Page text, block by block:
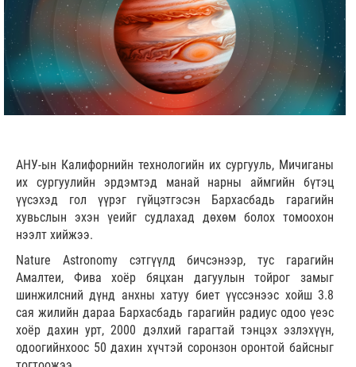
АНУ-ын Калифорнийн технологийн их сургууль, Мичиганы
их сургуулийн эрдэмтэд манай нарны аймгийн бүтэц
үүсэхэд гол үүрэг гүйцэтгэсэн Бархасбадь гарагийн
хувьслын эхэн үеийг судлахад дөхөм болох томоохон
нээлт хийжээ.
Nature Astronomy сэтгүүлд бичсэнээр, тус гарагийн
Амалтеи, Фива хоёр бяцхан дагуулын тойрог замыг
шинжилсний дүнд анхны хатуу биет үүссэнээс хойш 3.8
сая жилийн дараа Бархасбадь гарагийн радиус одоо үеэс
хоёр дахин урт, 2000 дэлхий гарагтай тэнцэх эзлэхүүн,
одоогийнхоос 50 дахин хүчтэй соронзон оронтой байсныг